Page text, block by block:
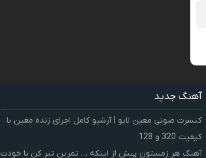
آهنگ جدید
کنسرت صوتی معین لایو | آرشیو کامل اجرای زنده معین با
کیفیت 320 و 128
آهنگ هر زمستون پیش از اینکه … تمرین تبر کن با خودت